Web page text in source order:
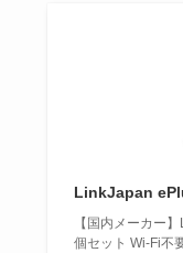
LinkJapan
【国内メーカー
個セット Wi-Fi不